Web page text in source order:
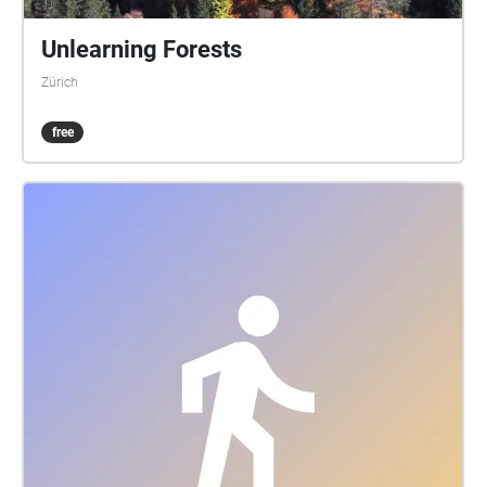
Unlearning Forests
Zürich
free